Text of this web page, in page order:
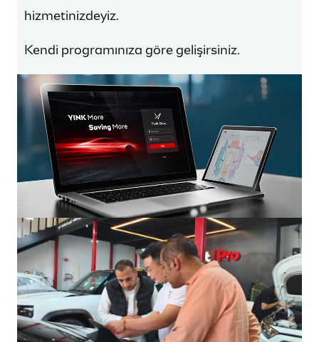
hizmetinizdeyiz.
Kendi programınıza göre gelişirsiniz.